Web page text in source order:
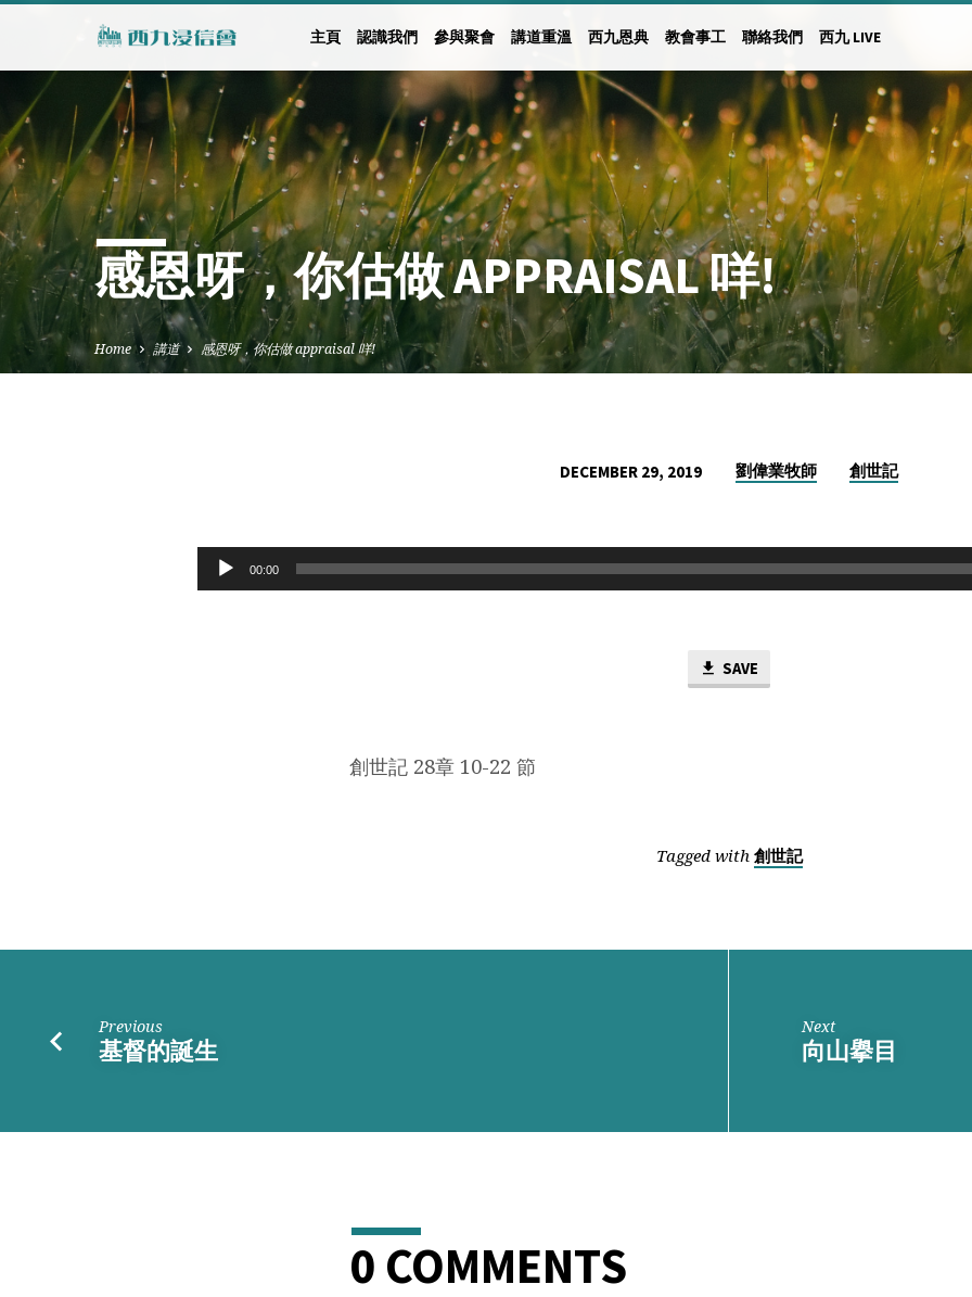
主頁 認識我們 參與聚會 講道重溫 西九恩典 教會事工 聯絡我們 西九 LIVE
感恩呀，你估做 APPRAISAL 咩!
Home 講道 感恩呀，你估做 appraisal 咩!
DECEMBER 29, 2019 劉偉業牧師 創世記
Audio
Player
00:00
SAVE
創世記 28章 10-22 節
Tagged with 創世記
Previous
基督的誕生
Next
向山擧目
0 COMMENTS